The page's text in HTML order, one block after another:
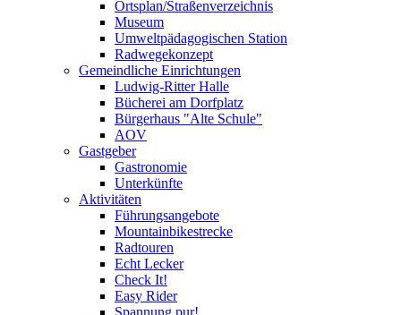
Ortsplan/Straßenverzeichnis
Museum
Umweltpädagogischen Station
Radwegekonzept
Gemeindliche Einrichtungen
Ludwig-Ritter Halle
Bücherei am Dorfplatz
Bürgerhaus "Alte Schule"
AOV
Gastgeber
Gastronomie
Unterkünfte
Aktivitäten
Führungsangebote
Mountainbikestrecke
Radtouren
Echt Lecker
Check It!
Easy Rider
Spannung pur!